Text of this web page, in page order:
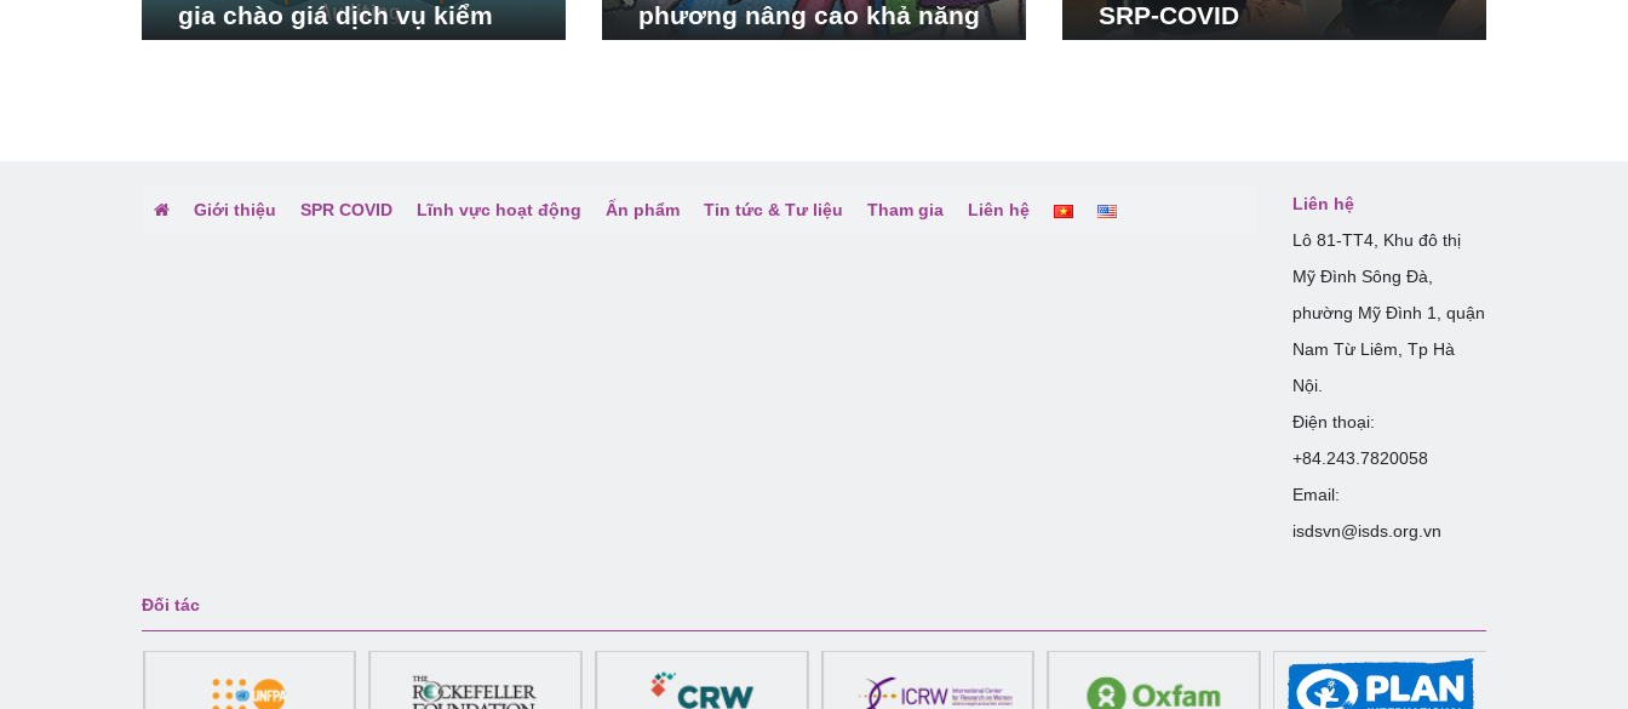
gia chào giá dịch vụ kiểm
phương nâng cao khả năng
SRP-COVID
Giới thiệu SPR COVID Lĩnh vực hoạt động Ấn phẩm Tin tức & Tư liệu Tham gia Liên hệ
Liên hệ
Lô 81-TT4, Khu đô thị
Mỹ Đình Sông Đà,
phường Mỹ Đình 1, quận
Nam Từ Liêm, Tp Hà
Nội.
Điện thoại:
+84.243.7820058
Email:
isdsvn@isds.org.vn
Đối tác